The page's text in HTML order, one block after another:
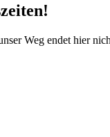
Weg endet hier